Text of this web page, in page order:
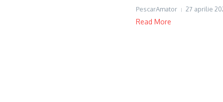
PescarAmator 27 aprilie
Read More